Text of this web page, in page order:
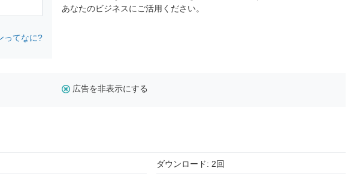
ってなに?
あなたのビジネスにご活用ください。
広告を非表示にする
ダウンロード: 2回